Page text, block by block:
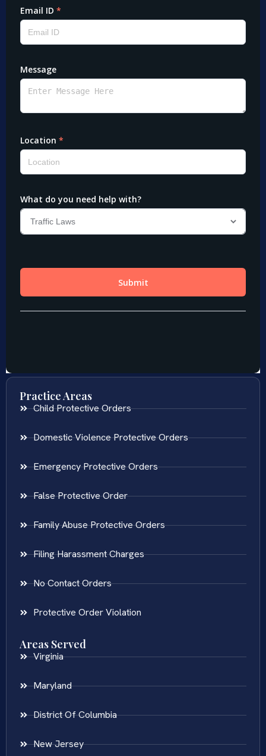
Practice Areas
Child Protective Orders
Domestic Violence Protective Orders
Emergency Protective Orders
False Protective Order
Family Abuse Protective Orders
Filing Harassment Charges
No Contact Orders
Protective Order Violation
Areas Served
Virginia
Maryland
District Of Columbia
New Jersey